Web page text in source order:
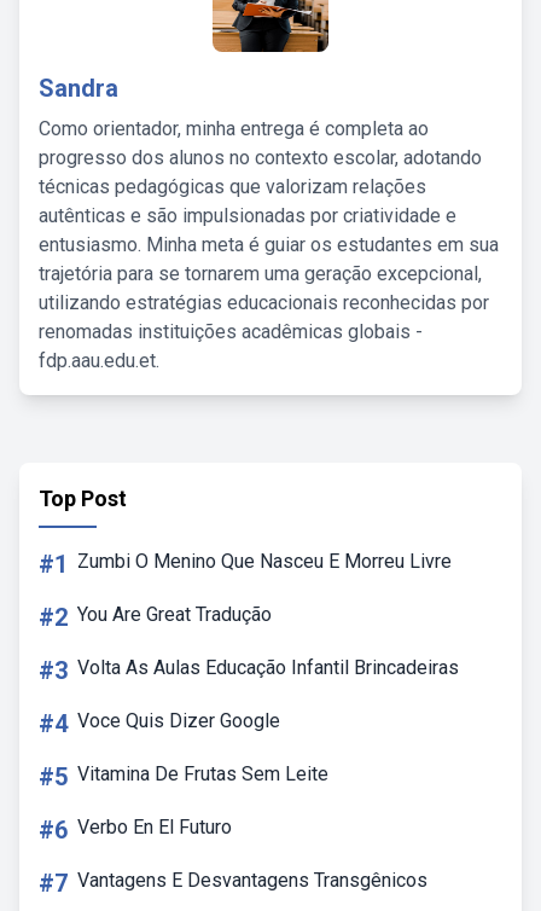
Sandra
Como orientador, minha entrega é completa ao
progresso dos alunos no contexto escolar, adotando
técnicas pedagógicas que valorizam relações
autênticas e são impulsionadas por criatividade e
entusiasmo. Minha meta é guiar os estudantes em sua
trajetória para se tornarem uma geração excepcional,
utilizando estratégias educacionais reconhecidas por
renomadas instituições acadêmicas globais -
fdp.aau.edu.et.
Top Post
#1 Zumbi O Menino Que Nasceu E Morreu Livre
#2 You Are Great Tradução
#3 Volta As Aulas Educação Infantil Brincadeiras
#4 Voce Quis Dizer Google
#5 Vitamina De Frutas Sem Leite
#6 Verbo En El Futuro
#7 Vantagens E Desvantagens Transgênicos